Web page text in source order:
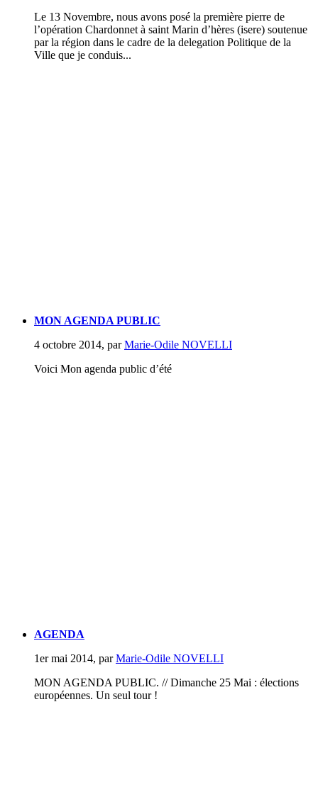
Le 13 Novembre, nous avons posé la première pierre de
l’opération Chardonnet à saint Marin d’hères (isere) soutenue
par la région dans le cadre de la delegation Politique de la
Ville que je conduis...
MON AGENDA PUBLIC
4 octobre 2014, parMarie-Odile NOVELLI
Voici Mon agenda public d’été
AGENDA
1er mai 2014, parMarie-Odile NOVELLI
MON AGENDA PUBLIC. // Dimanche 25 Mai : élections
européennes. Un seul tour !